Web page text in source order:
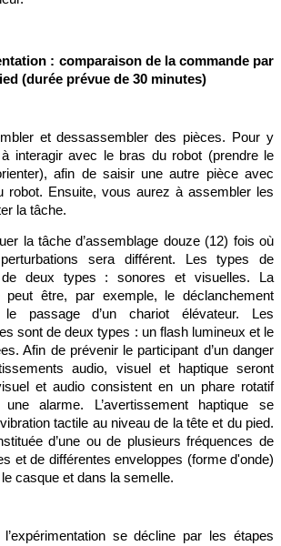
: comparaison de la commande par
(durée prévue de 30 minutes)
et dessassembler des pièces. Pour y
interagir avec le bras du robot (prendre le
afin de saisir une autre pièce avec
robot. Ensuite, vous aurez à assembler les
la tâche.
la tâche d’assemblage douze (12) fois où
perturbations sera différent. Les types de
de deux types : sonores et visuelles. La
peut être, par exemple, le déclanchement
passage d’un chariot élévateur. Les
sont de deux types : un flash lumineux et le
Afin de prévenir le participant d’un danger
audio, visuel et haptique seront
et audio consistent en un phare rotatif
alarme. L’avertissement haptique se
tactile au niveau de la tête et du pied.
d’une ou de plusieurs fréquences de
et de différentes enveloppes (forme d'onde)
casque et dans la semelle.
se décline par les étapes